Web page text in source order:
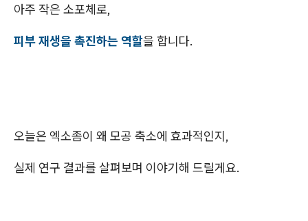
아주 작은 소포체로,
피부 재생을 촉진하는 역할을 합니다.
오늘은 엑소좀이 왜 모공 축소에 효과적인지,
실제 연구 결과를 살펴보며 이야기해 드릴게요.